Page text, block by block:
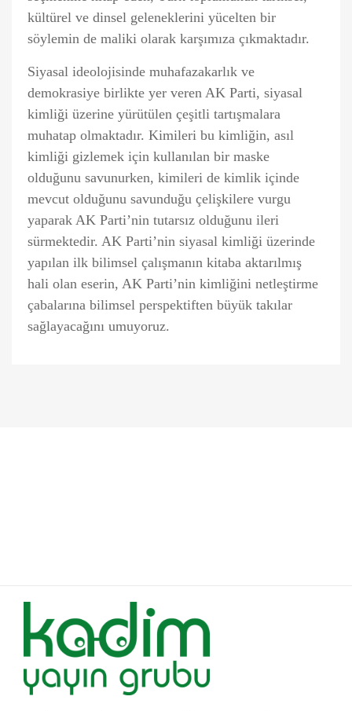
kültürel ve dinsel geleneklerini yücelten bir
söylemin de maliki olarak karşımıza çıkmaktadır.
Siyasal ideolojisinde muhafazakarlık ve
demokrasiye birlikte yer veren AK Parti, siyasal
kimliği üzerine yürütülen çeşitli tartışmalara
muhatap olmaktadır. Kimileri bu kimliğin, asıl
kimliği gizlemek için kullanılan bir maske
olduğunu savunurken, kimileri de kimlik içinde
mevcut olduğunu savunduğu çelişkilere vurgu
yaparak AK Parti’nin tutarsız olduğunu ileri
sürmektedir. AK Parti’nin siyasal kimliği üzerinde
yapılan ilk bilimsel çalışmanın kitaba aktarılmış
hali olan eserin, AK Parti’nin kimliğini netleştirme
çabalarına bilimsel perspektiften büyük takılar
sağlayacağını umuyoruz.